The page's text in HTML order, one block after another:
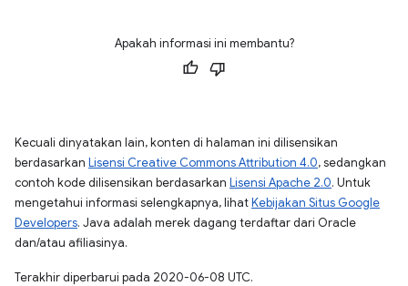
Apakah informasi ini membantu?
Kecuali dinyatakan lain, konten di halaman ini dilisensikan
berdasarkan Lisensi Creative Commons Attribution 4.0, sedangkan
contoh kode dilisensikan berdasarkan Lisensi Apache 2.0. Untuk
mengetahui informasi selengkapnya, lihatKebijakan Situs Google
Developers. Java adalah merek dagang terdaftar dari Oracle
dan/atau afiliasinya.
Terakhir diperbarui pada 2020-06-08 UTC.